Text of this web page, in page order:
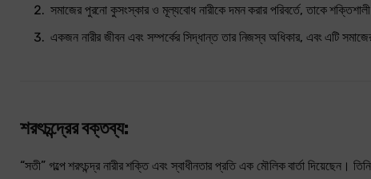
সমাজের পুরনো কুসংস্কার ও মূল্যবোধ নারীকে দমন করার পরিবর্তে, তাকে
একজন নারীর জীবন এবং সম্পর্কের সিদ্ধান্ত তার নিজস্ব অধিকার, এবং এটি সমাজের
শরৎচন্দ্রের বক্তব্য:
“সতী” গল্পে শরৎচন্দ্র নারীর শক্তি এবং স্বাধীনতার প্রতি এক মৌলিক বার্তা দিয়েছেন।